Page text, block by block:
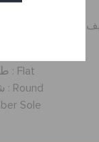
طول الكعب : Flat
شكل القدم : Round
Sole